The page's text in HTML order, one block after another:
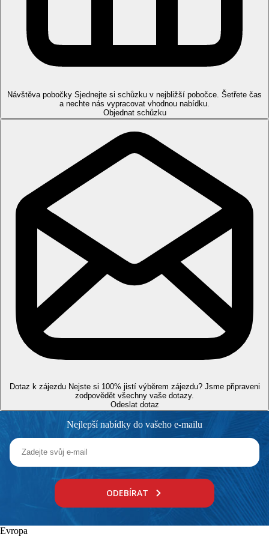
poplatek
Popis pláže
velká soukromá písečná pláž s pozvolným vstupem do moře, cca
vybavení, trezory pro první 3 řady lehátek a slunečníků, osušky
za kauci 10 EUR/kus
snídaně, obědy a večeře formou bufetu
neomezená konzumace alkoholických a nealkoholických
nápojů (vše rozlévané, v časech a místech určených
hotelem)
Pro hosty s potravinovými alergiemi (laktóza, lepek, vejce) má
hotel k dispozici základní výběr jídel (balených i hotových) v
hlavní restauraci během hlavních jídel.
Sportovní nabídka
stolní tenis, plachtění, windsurfing, paddle surfing
(mimo časů kurzů), kánoe, šlapadla
poplatek:
fotbalové hřiště se syntetickým trávníkem,
víceúčelové hřiště (basketbal/fotbal) s nočním osvětlením, padel
tenis, různé individuální i skupinové kurzy vodních sportů
VISA, EC/MC, Maestro.
Web
bluserena.it
Wellness
Zdarma:
fitness
termální lázně (jedny z nejkrásnějších v Itálii,
přidruženy k národnímu zdravotnickému systému a
klasifikovány jako "Super level"), inhalace, insuflace, bahenní
terapie, fyzioterapie, rehabilitace, kosmetické oddělení, wellness
procedury
Lázně jsou v neděli zavřeny.
Zdarma:
Wi-Fi zdarma v celém areálu hotelu
4 hvězdičky
Návštěva pobočky Sjednejte si schůzku v nejbližší pobočce. Šetřete čas
a nechte nás vypracovat vhodnou nabídku.
Objednat schůzku
Dotaz k zájezdu Nejste si 100% jistí výběrem zájezdu? Jsme připraveni
zodpovědět všechny vaše dotazy.
Odeslat dotaz
Nejlepší nabídky do vašeho e-mailu
ODEBÍRAT
Evropa